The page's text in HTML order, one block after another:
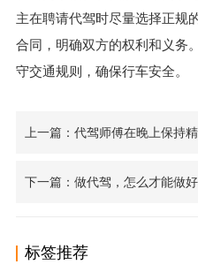
主在聘请代驾时尽量选择正规
合同，明确双方的权利和义务
守交通规则，确保行车安全。
上一篇：代驾师傅在晚上保持
下一篇：做代驾，怎么才能做
标签推荐